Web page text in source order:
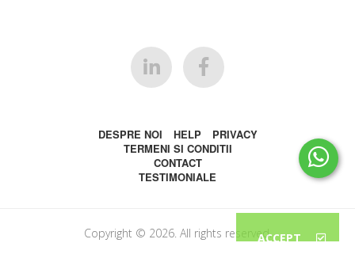
DESPRE NOI HELP
PRIVACY
TERMENI SI CONDITII
CONTACT
TESTIMONIALE
Copyright © 2026. All rights reserved.ACCEPT